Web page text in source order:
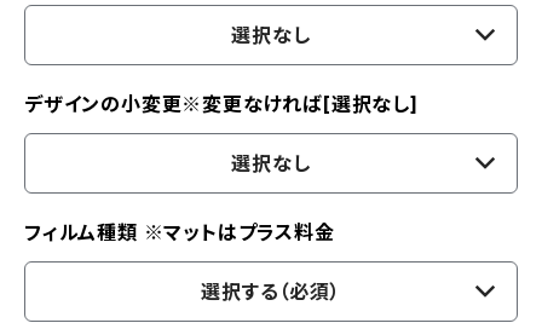
選択なし
デザインの小変更※変更なければ[選択なし]
選択なし
フィルム種類 ※マットはプラス料金
選択する（必須）